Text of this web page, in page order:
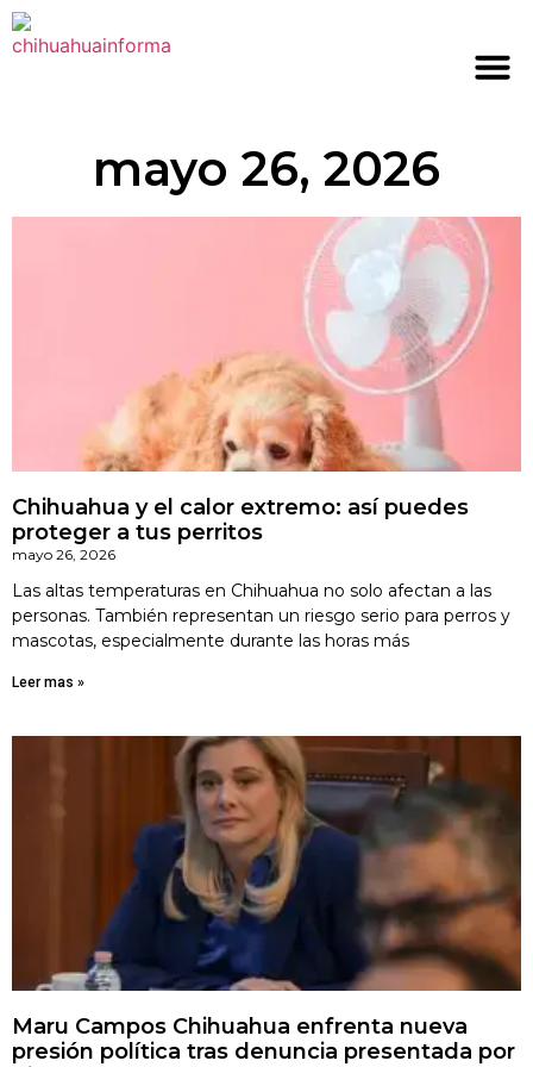
mayo 26, 2026
Chihuahua y el calor extremo: así puedes
proteger a tus perritos
mayo 26, 2026
Las altas temperaturas en Chihuahua no solo afectan a las
personas. También representan un riesgo serio para perros y
mascotas, especialmente durante las horas más
Leer mas »
Maru Campos Chihuahua enfrenta nueva
presión política tras denuncia presentada por